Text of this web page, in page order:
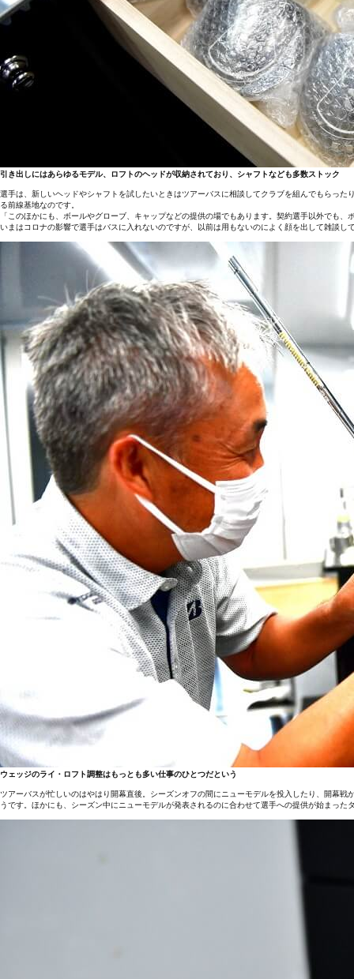
引き出しにはあらゆるモデル、ロフトのヘッドが収納されており、シャフトなども多数ストック
選手は、新しいヘッドやシャフトを試したいときはツアーバスに相談してクラブを組んでもらっ
る前線基地なのです。
「このほかにも、ボールやグローブ、キャップなどの提供の場でもあります。契約選手以外でも
いまはコロナの影響で選手はバスに入れないのですが、以前は用もないのによく顔を出して雑談し
ウェッジのライ・ロフト調整はもっとも多い仕事のひとつだという
ツアーバスが忙しいのはやはり開幕直後。シーズンオフの間にニューモデルを投入したり、開幕
うです。ほかにも、シーズン中にニューモデルが発表されるのに合わせて選手への提供が始まっ